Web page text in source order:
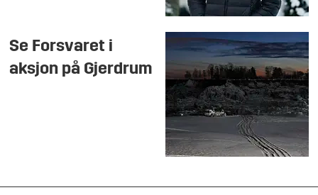
Se Forsvaret i
aksjon på Gjerdrum